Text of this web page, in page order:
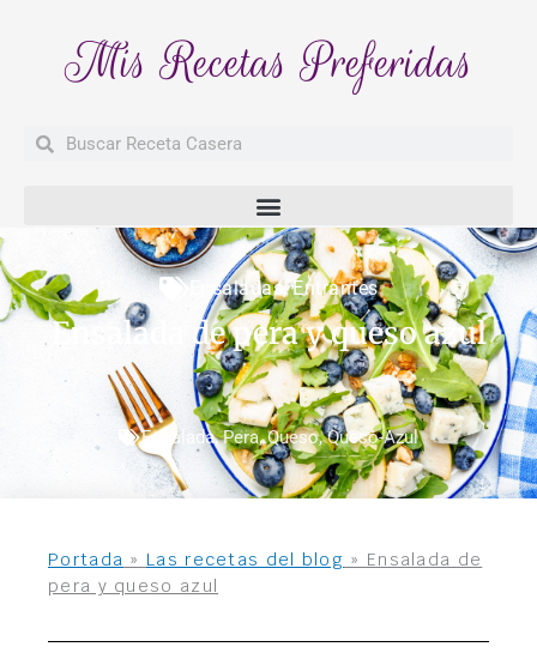
Mis Recetas Preferidas
BuscarBuscar
Ensaladas,Entrantes
Ensalada de pera y queso azul
Ensalada,Pera,Queso,Queso-Azul
Portada » Las recetas del blog » Ensalada de
pera y queso azul